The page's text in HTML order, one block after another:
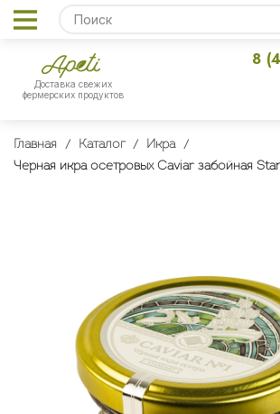
Доставка свежих
фермерских продуктов
8
Главная Каталог
Икра
Черная икра осетровых Caviar забойная